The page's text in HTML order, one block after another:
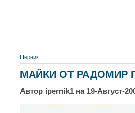
Перник
МАЙКИ ОТ РАДОМИР
Автор ipernik1 на 19-Август-